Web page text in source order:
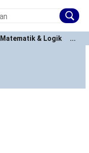
Matematik & Logik ...